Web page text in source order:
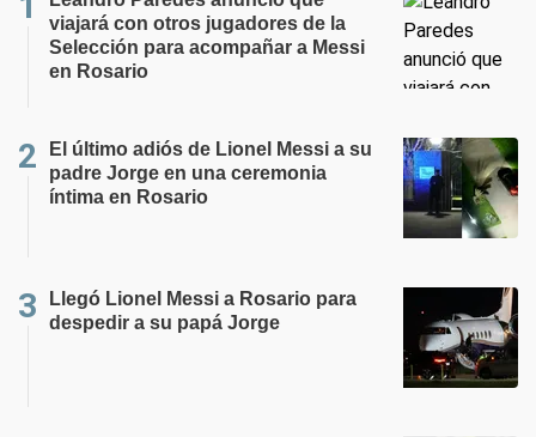
viajará con otros jugadores de la
Selección para acompañar a Messi
en Rosario
El último adiós de Lionel Messi a su
padre Jorge en una ceremonia
íntima en Rosario
Llegó Lionel Messi a Rosario para
despedir a su papá Jorge